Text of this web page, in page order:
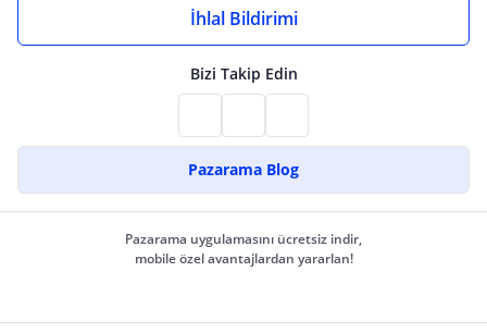
İhlal Bildirimi
Bizi Takip Edin
Pazarama Blog
Pazarama uygulamasını ücretsiz indir,
mobile özel avantajlardan yararlan!